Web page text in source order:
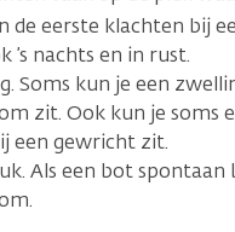
de eerste klachten bij
’s nachts en in rust.
Soms kun je een
zit. Ook kun je soms
een gewricht zit.
Als een bot